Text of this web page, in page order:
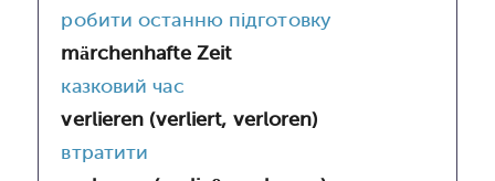
робити останню підготовку
märchenhafte Zeit
казковий час
verlieren (verliert, verloren)
втратити